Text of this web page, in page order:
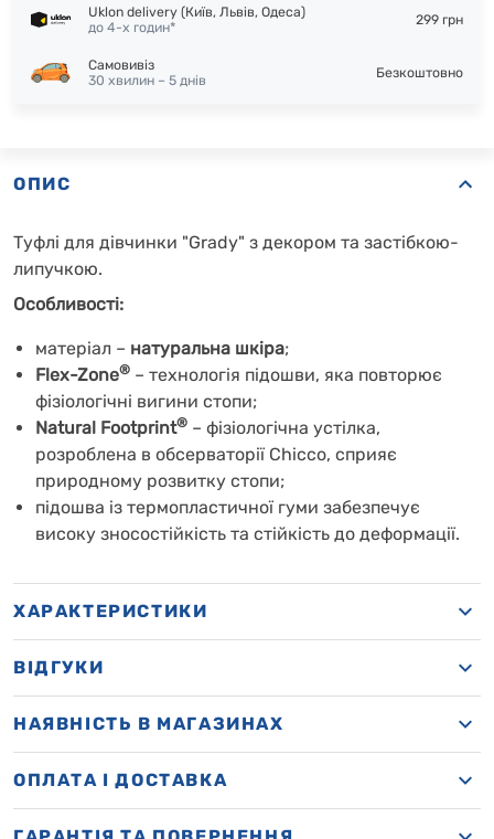
Uklon delivery (Київ, Львів, Одеса)
до 4-х годин*
299 грн
Самовивіз
30 хвилин – 5 днів
Безкоштовно
ОПИС
Туфлі для дівчинки "Grady" з декором та застібкою-
липучкою.
Особливості:
матеріал – натуральна шкіра;
Flex-Zone® – технологія підошви, яка повторює
фізіологічні вигини стопи;
Natural Footprint® – фізіологічна устілка,
розроблена в обсерваторії Chicco, сприяє
природному розвитку стопи;
підошва із термопластичної гуми забезпечує
високу зносостійкість та стійкість до деформації.
ХАРАКТЕРИСТИКИ
ВІДГУКИ
НАЯВНІСТЬ В МАГАЗИНАХ
OПЛАТА І ДОСТАВКА